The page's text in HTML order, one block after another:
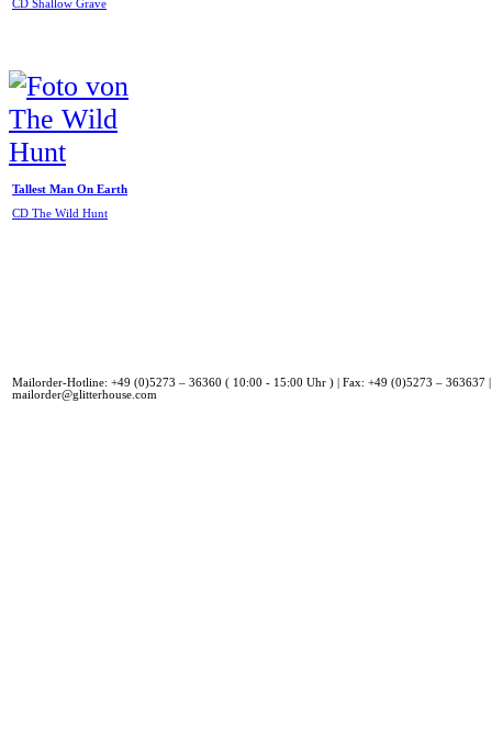
CD Shallow Grave
Tallest Man On Earth
CD The Wild Hunt
Mailorder-Hotline: +49 (0)5273 – 36360 ( 10:00 - 15:00 Uhr ) | Fax: +49 (0)5273 – 363637
mailorder@glitterhouse.com